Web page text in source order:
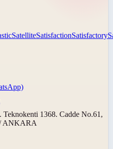
SatelliteSatisfactionSatisfactory
1368. Cadde No.61,
ANKARA